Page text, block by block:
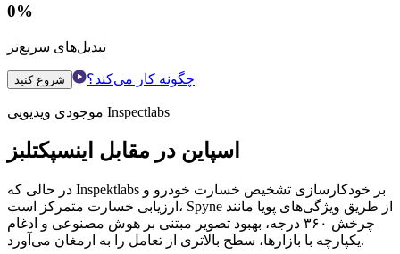
0%
تبدیل‌های سریع‌تر
شروع کنید چگونه کار می‌کند؟
موجودی ویدیویی Inspectlabs
اسپاین در مقابل اینسپکتلبز
در حالی که Inspektlabs بر خودکارسازی تشخیص خسارت خودرو و
ارزیابی خسارت متمرکز است، Spyne از طریق ویژگی‌های پویا مانند
چرخش ۳۶۰ درجه، بهبود تصویر مبتنی بر هوش مصنوعی و ادغام
یکپارچه با بازارها، سطح بالاتری از تعامل را به ارمغان می‌آورد.